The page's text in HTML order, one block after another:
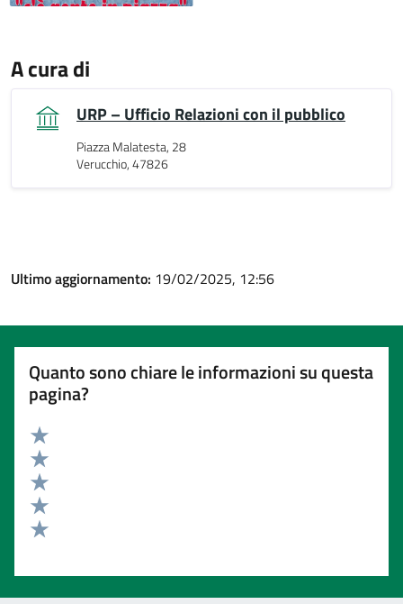
A cura di
URP – Ufficio Relazioni con il pubblico
Piazza Malatesta, 28
Verucchio, 47826
Ultimo aggiornamento: 19/02/2025, 12:56
Quanto sono chiare le informazioni su questa
pagina?
Valuta 5 stelle su 5
Valuta 4 stelle su 5
Valuta 3 stelle su 5
Valuta 2 stelle su 5